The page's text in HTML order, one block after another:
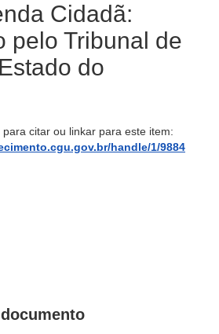
Cidadã:
pelo Tribunal de
do
citar ou linkar para este item:
handle/1/9884